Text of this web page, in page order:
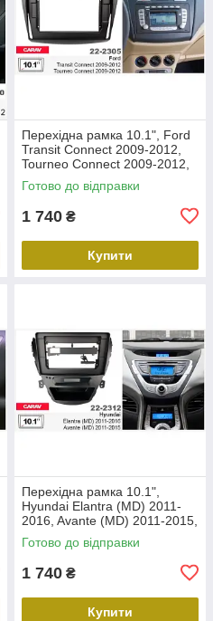
Перехідна рамка 10.1", Ford
Transit Connect 2009-2012,
Tourneo Connect 2009-2012,
Carav 22-2305
Готово до відправки
1 740 ₴
Купити
Перехідна рамка 10.1",
Hyundai Elantra (MD) 2011-
2016, Avante (MD) 2011-2015,
Carav 22-2312
Готово до відправки
1 740 ₴
Купити